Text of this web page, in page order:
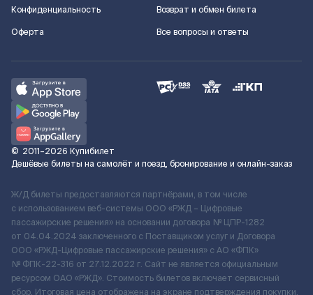
Конфиденциальность
Оферта
Возврат и обмен билета
Все вопросы и ответы
© 2011–2026 Купибилет
Дешёвые билеты на самолёт и поезд, бронирование и онлайн-заказ
Ж/Д билеты предоставляются партнёрами, в том числе
с использованием веб-системы ООО «РЖД – Цифровые
пассажирские решения» на основании договора № ЦПР-1282
от 04.04.2024 заключенного с Поставщиком услуг и Договора
ООО «РЖД-Цифровые пассажирские решения» c АО «ФПК»
№ ФПК-22-316 от 27.12.2022 г. Сайт не является официальным
ресурсом ОАО «РЖД». Стоимость билетов включает сервисный
сбор. Итоговая цена отображена на экране подтверждения покупки.